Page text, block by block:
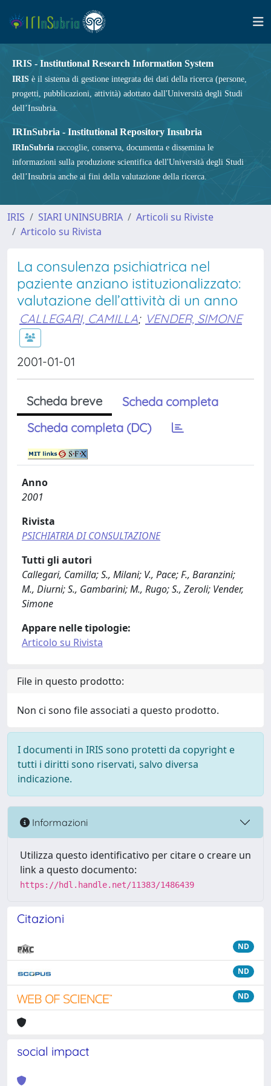
IRIS - Institutional Research Information System
IRIS è il sistema di gestione integrata dei dati della ricerca (persone,
progetti, pubblicazioni, attività) adottato dall'Università degli Studi
dell’Insubria.
IRInSubria - Institutional Repository Insubria
IRInSubria raccoglie, conserva, documenta e dissemina le
informazioni sulla produzione scientifica dell'Università degli Studi
dell’Insubria anche ai fini della valutazione della ricerca.
IRIS SIARI UNINSUBRIA
Articoli su Riviste
Articolo su Rivista
La consulenza psichiatrica nel
paziente anziano istituzionalizzato:
valutazione dell’attività di un anno
CALLEGARI, CAMILLA; VENDER, SIMONE
2001-01-01
Scheda breve
Scheda completa
Scheda completa (DC)
Anno
2001
Rivista
PSICHIATRIA DI CONSULTAZIONE
Tutti gli autori
Callegari, Camilla; S., Milani; V., Pace; F., Baranzini;
M., Diurni; S., Gambarini; M., Rugo; S., Zeroli; Vender,
Simone
Appare nelle tipologie:
Articolo su Rivista
File in questo prodotto:
Non ci sono file associati a questo prodotto.
I documenti in IRIS sono protetti da copyright e
tutti i diritti sono riservati, salvo diversa
indicazione.
Informazioni
Utilizza questo identificativo per citare o creare un
link a questo documento:
https://hdl.handle.net/11383/1486439
Citazioni
ND
ND
ND
social impact